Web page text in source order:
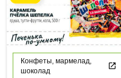
Конфеты, мармелад,
шоколад